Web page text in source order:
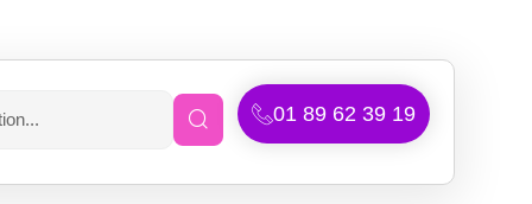
01 89 62 39 19